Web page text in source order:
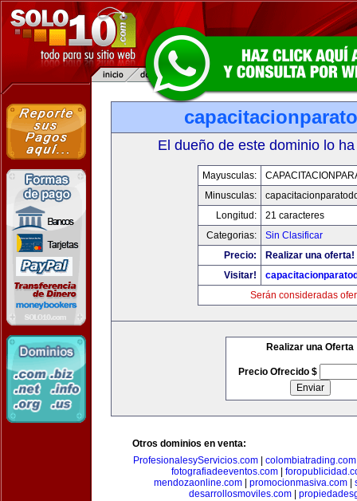
El dueño de este dominio lo
Mayusculas:
Minusculas:
Longitud:
21 caracteres
Categorias:
Sin Clasificar
Precio:
Realizar una oferta!
Visitar!
Serán consideradas
Realizar una Oferta
Precio Ofrecido $
Otros dominios en venta:
ProfesionalesyServicios.com| colombiatrading.com
fotografiadeeventos.com|
mendozaonline.com| promocionmasiva.com|
desarrollosmoviles.com|